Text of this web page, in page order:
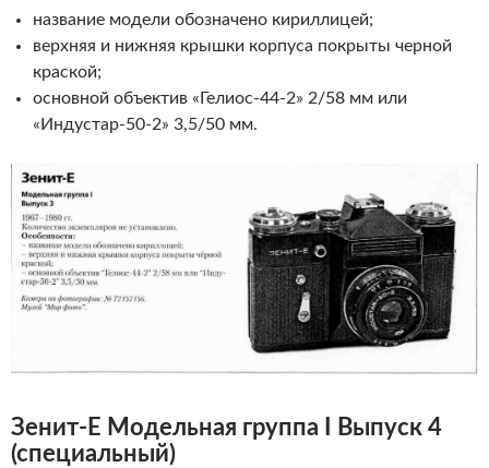
название модели обозначено кириллицей;
верхняя и нижняя крышки корпуса покрыты черной
краской;
основной объектив «Гелиос-44-2» 2/58 мм или
«Индустар-50-2» 3,5/50 мм.
Зенит-Е Модельная группа I Выпуск 4
(специальный)